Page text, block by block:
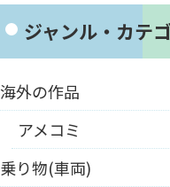
ジャンル・カテ
海外の作品
アメコミ
乗り物(車両)